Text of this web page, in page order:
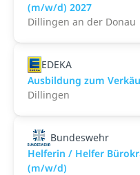
(m/w/d) 2027
Dillingen an der Donau
EDEKA
Ausbildung zum
Dillingen
Bundeswehr
Helferin / Helfer
(m/w/d)